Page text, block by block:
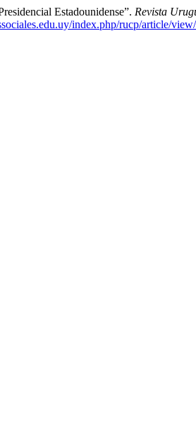
Estadounidense”. Revista
index.php/rucp/article/